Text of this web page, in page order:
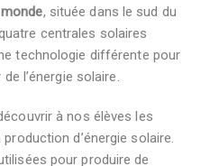
, située dans le sud du
centrales solaires
technologie différente pour
l’énergie solaire.
à nos élèves les
d’énergie solaire.
pour produire de